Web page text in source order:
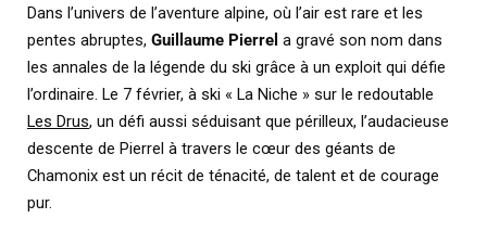
Dans l’univers de l’aventure alpine, où l’air est rare et les
pentes abruptes, Guillaume Pierrel a gravé son nom dans
les annales de la légende du ski grâce à un exploit qui défie
l’ordinaire. Le 7 février, à ski « La Niche » sur le redoutable
Les Drus, un défi aussi séduisant que périlleux, l’audacieuse
descente de Pierrel à travers le cœur des géants de
Chamonix est un récit de ténacité, de talent et de courage
pur.